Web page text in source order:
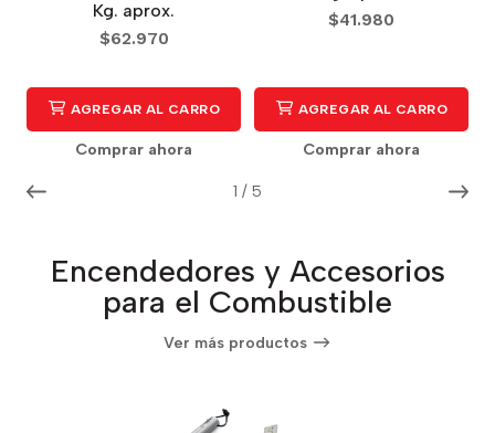
1 / 5
Kg. aprox.
$62.970
AGREGAR AL CARRO
Comprar ahora
$41.980
AGREGAR AL CARRO
Comprar ahora
Encendedores y Accesorios
para el Combustible
Ver más productos